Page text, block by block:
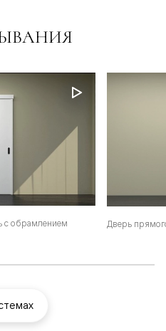
с обрамлением
Дверь